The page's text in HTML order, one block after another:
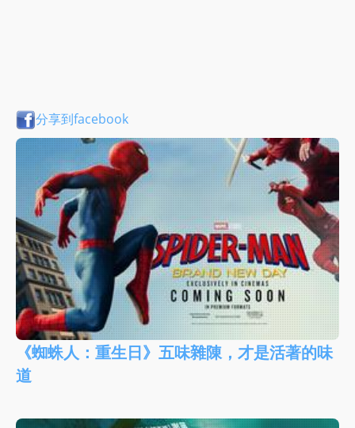
分享到facebook
《蜘蛛人：重生日》五味雜陳，才是活著的味
道